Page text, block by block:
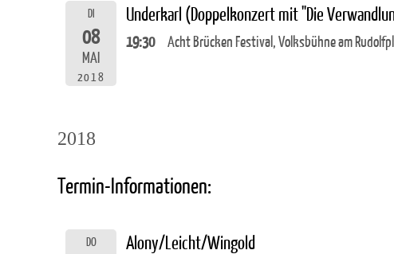
DI
08
MAI
2018
Underkarl (Doppelkonzert mit "Die
19:30 Acht Brücken Festival, Volksbühne am
2018
Termin-Informationen:
DO Alony/Leicht/Wingold